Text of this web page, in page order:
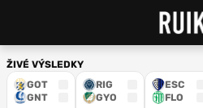
ŽIVÉ VÝSLEDKY
GOT
GNT
RIG
GYO
ESC
FLO